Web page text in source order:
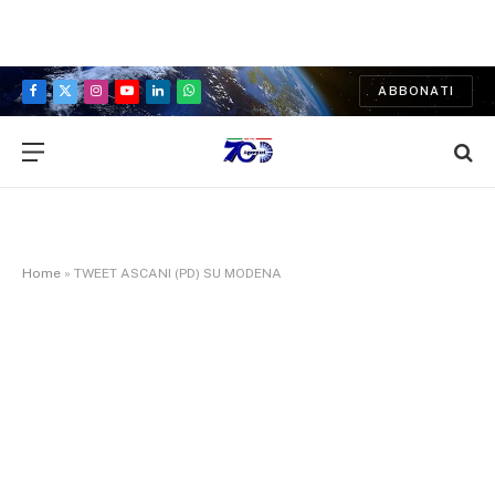
Facebook
X
Instagram
YouTubeLinkedInWhatsApp
ABBONATI
Home » TWEET ASCANI (PD) SU MODENA